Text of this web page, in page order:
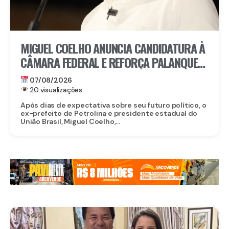
MIGUEL COELHO ANUNCIA CANDIDATURA À
CÂMARA FEDERAL E REFORÇA PALANQUE
DE RAQUEL LYRA EM PERNAMBUCO
07/08/2026
20 visualizações
Após dias de expectativa sobre seu futuro político, o
ex-prefeito de Petrolina e presidente estadual do
União Brasil, Miguel Coelho,...